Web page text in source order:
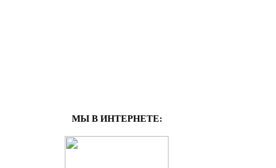
МЫ В ИНТЕРНЕТЕ: